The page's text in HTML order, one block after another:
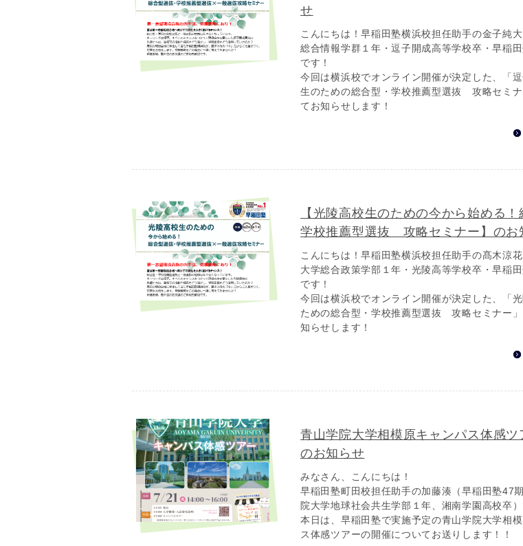
せ
こんにちは！早稲田塾横浜校担任助手の金子純
総合情報学群１年・逗子開成高等学校卒・早稲田
です！
今回は横浜校でオンライン開催が決定した、「
生のための総合型・学校推薦型選抜 攻略セミナ
てお知らせします！
【光陵高校生のための今から始める！
学校推薦型選抜 攻略セミナー】のお
こんにちは！早稲田塾横浜校担任助手の髙木涼
大学総合政策学部１年・光陵高等学校卒・早稲田
です！
今回は横浜校でオンライン開催が決定した、「
ための総合型・学校推薦型選抜 攻略セミナー
知らせします！
青山学院大学相模原キャンパス体感ツ
のお知らせ
みなさん、こんにちは！
早稲田塾町田校担任助手の加藤湊（早稲田塾47
院大学地球社会共生学部１年、湘南学園高校卒）
本日は、早稲田塾で実施予定の青山学院大学相
ス体感ツアーの開催についてお送りします！！